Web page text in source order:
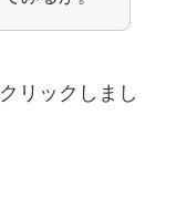
リックしまし